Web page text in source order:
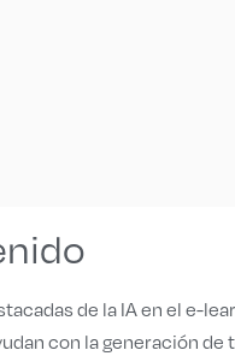
de la IA en el e-
con la generación